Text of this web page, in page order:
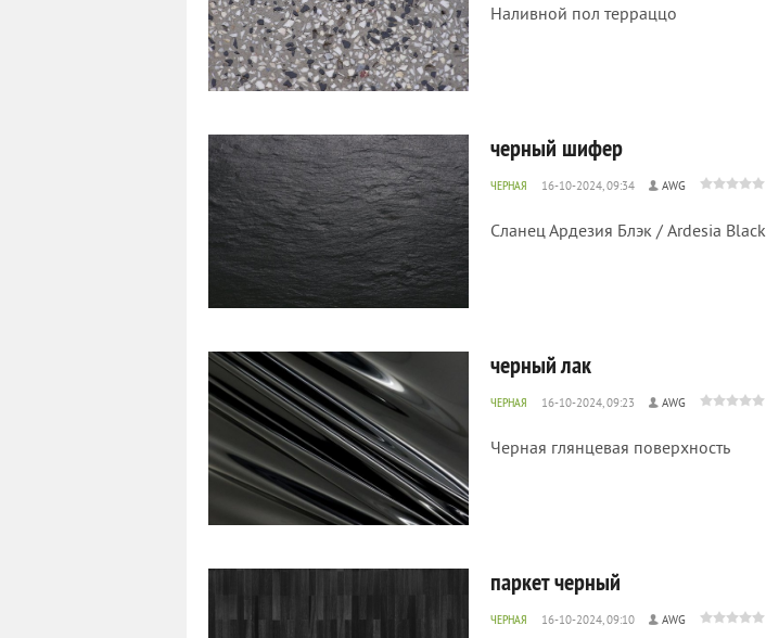
Наливной пол терраццо
черный шифер
ЧЕРНАЯ 16-10-2024, 09:34 AWG
Сланец Ардезия Блэк / Ardesia Black
черный лак
ЧЕРНАЯ 16-10-2024, 09:23 AWG
Черная глянцевая поверхность
паркет черный
ЧЕРНАЯ 16-10-2024, 09:10 AWG